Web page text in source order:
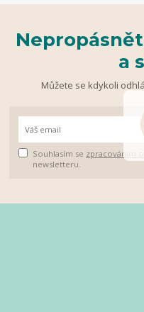
a
Můžete se kdykoli
Souhlasím se zpracováním
newsletteru.